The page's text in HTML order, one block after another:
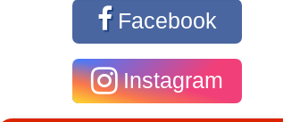
Facebook
Instagram